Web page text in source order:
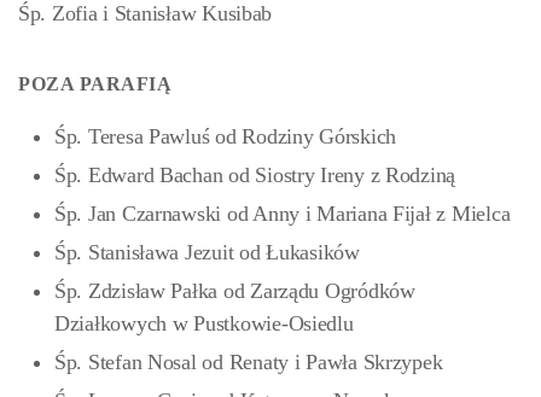
Śp. Zofia i Stanisław Kusibab
POZA PARAFIĄ
Śp. Teresa Pawluś od Rodziny Górskich
Śp. Edward Bachan od Siostry Ireny z Rodziną
Śp. Jan Czarnawski od Anny i Mariana Fijał z Mielca
Śp. Stanisława Jezuit od Łukasików
Śp. Zdzisław Pałka od Zarządu Ogródków
Działkowych w Pustkowie-Osiedlu
Śp. Stefan Nosal od Renaty i Pawła Skrzypek